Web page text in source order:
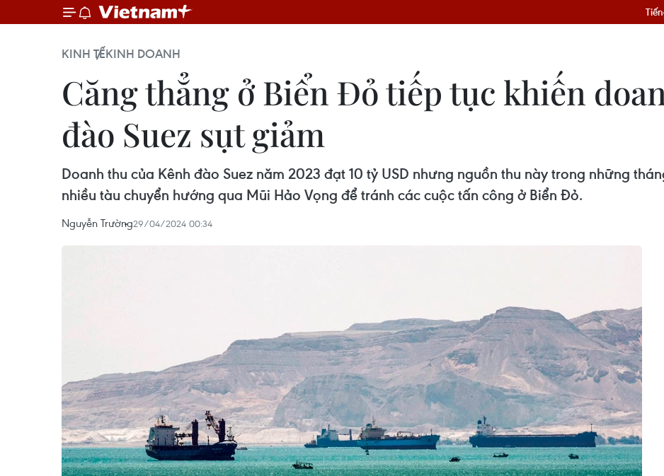
KINH TẾKINH DOANH
Căng thẳng ở Biển Đỏ tiếp tục khiến
đào Suez sụt giảm
Doanh thu của Kênh đào Suez năm 2023 đạt 10 tỷ USD nhưng nguồn thu này trong những
nhiều tàu chuyển hướng qua Mũi Hảo Vọng để tránh các cuộc tấn công ở Biển Đỏ.
Nguyễn Trường29/04/2024 00:34